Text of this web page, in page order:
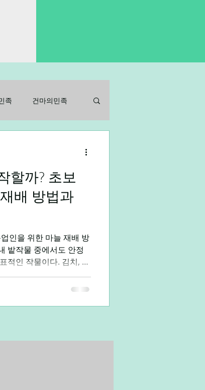
족 건마의민족
알바 직장인부업
할까? 초보
배 방법과
인을 위한 마늘 재배 방
밭작물 중에서도 안정
적인 작물이다. 김치, 찌
적 적은 편이다. 특히 저
다. 마늘농사 바로가기
가을에 심어 이듬해 봄
육 기간이 길지만 관리